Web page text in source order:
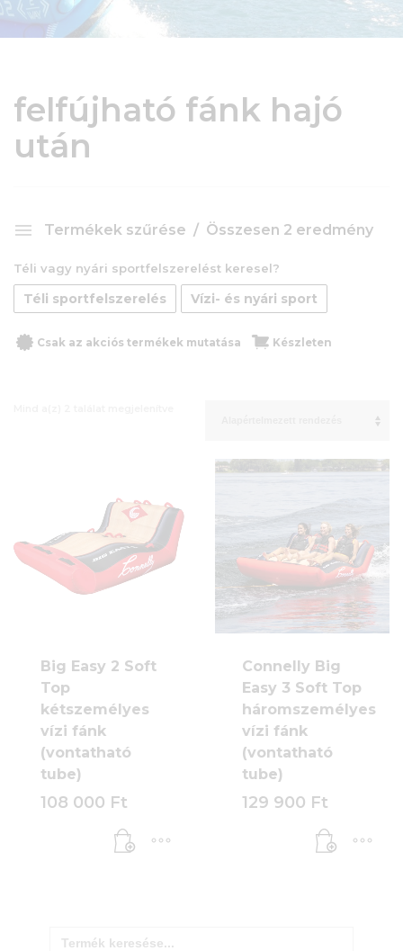
felfújható fánk hajó
után
Termékek szűrése Összesen 2 eredmény
Téli vagy nyári sportfelszerelést keresel?
Téli sportfelszerelés Vízi- és nyári sport
Csak az akciós termékek mutatása Készleten
Big Easy 2 Soft
Top
kétszemélyes
vízi fánk
(vontatható
tube)
108 000 Ft
Connelly Big
Easy 3 Soft Top
háromszemélyes
vízi fánk
(vontatható
tube)
129 900 Ft
for: